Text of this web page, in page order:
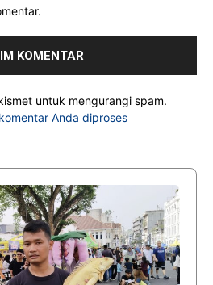
untuk mengurangi spam.
Anda diproses